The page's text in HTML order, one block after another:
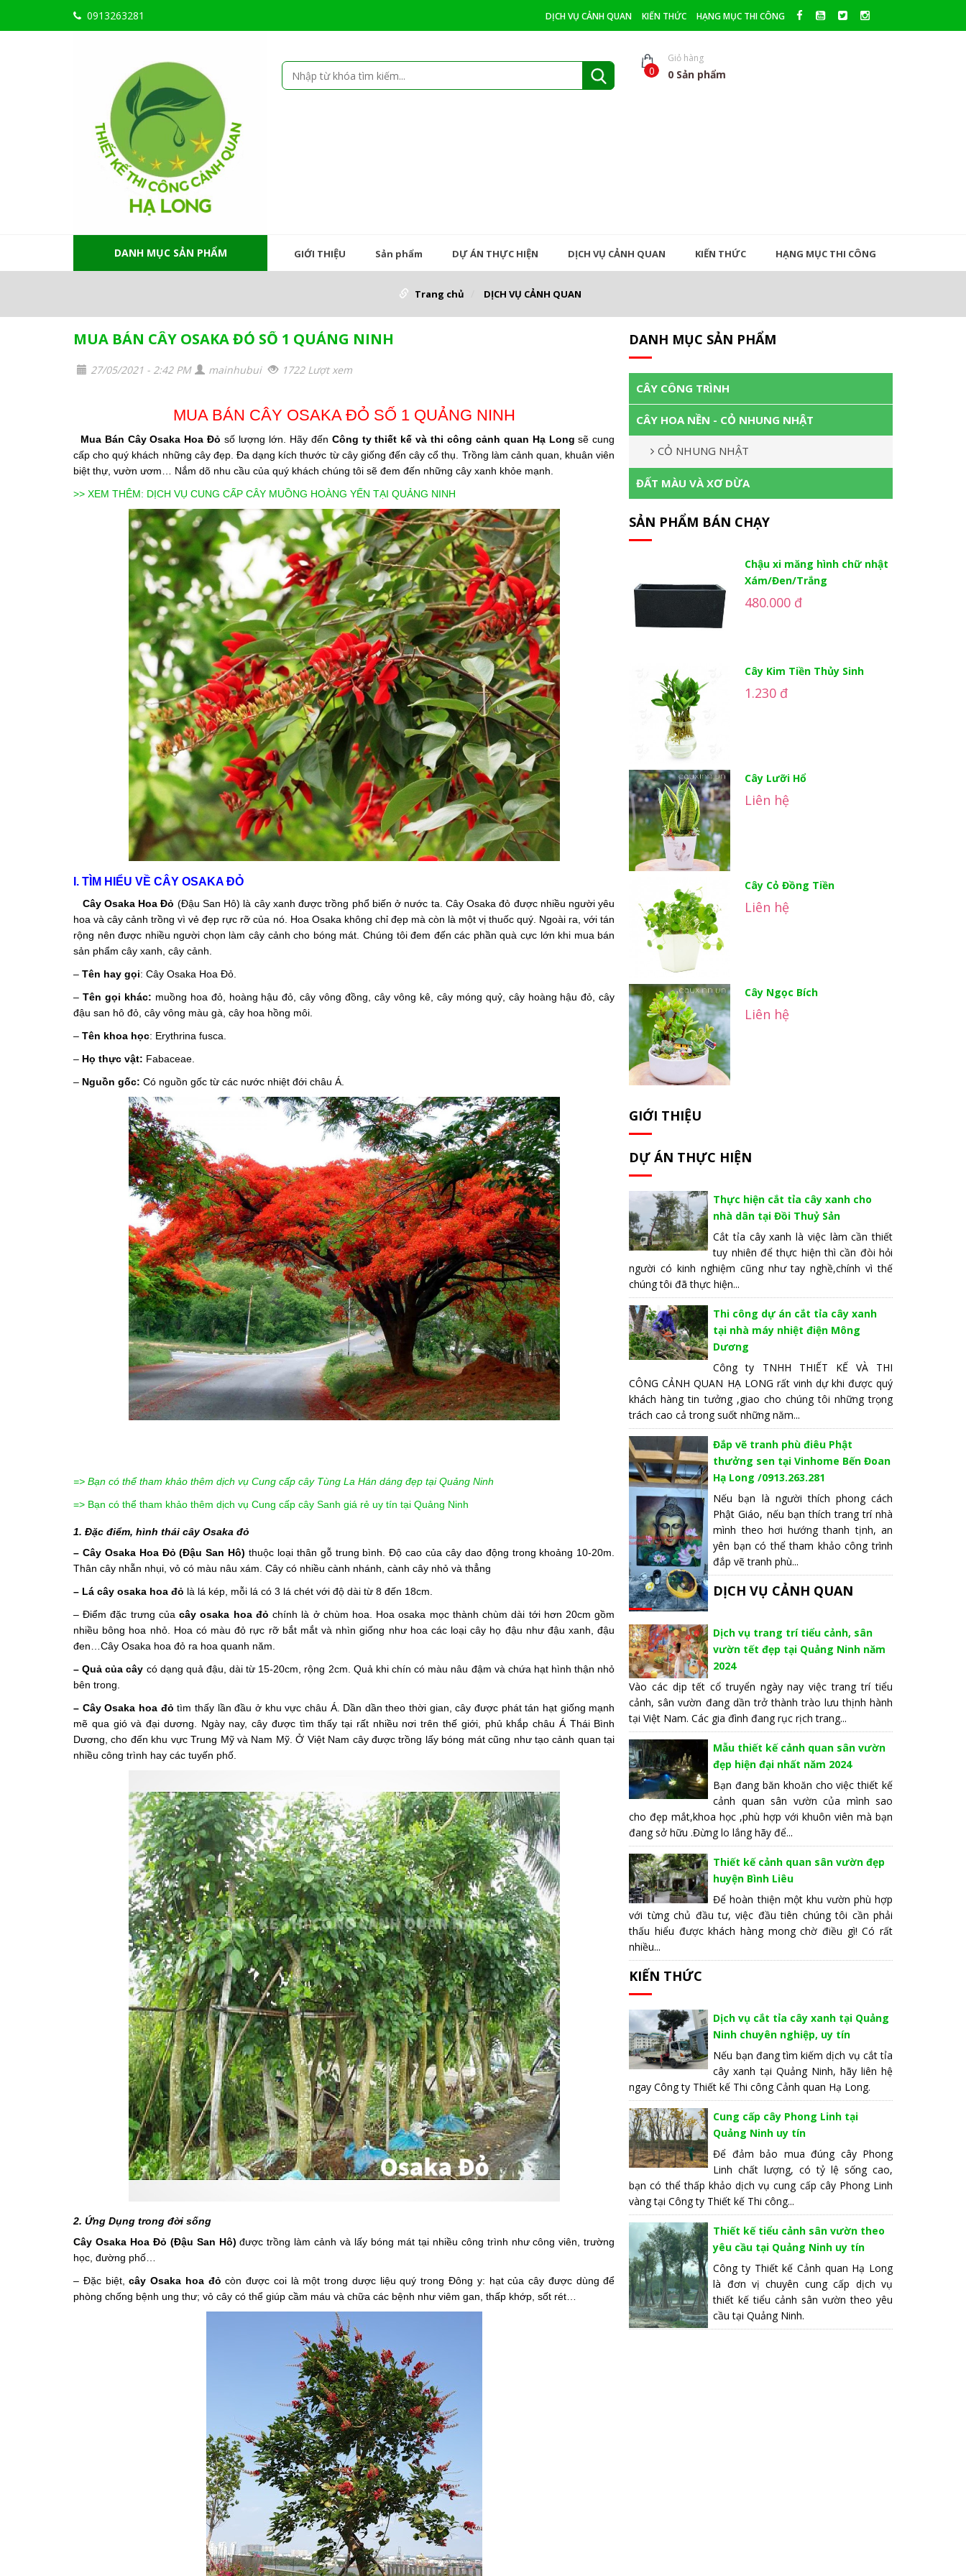
0913263281 DỊCH VỤ CẢNH QUAN KIẾN THỨC HẠNG MỤC THI CÔNG
0
Giỏ hàng
0 Sản phẩm
DANH MỤC SẢN PHẨM GIỚI THIỆU Sản phẩm DỰ ÁN THỰC HIỆN DỊCH VỤ CẢNH QUAN KIẾN THỨC HẠNG MỤC THI CÔNG
Trang chủ DỊCH VỤ CẢNH QUAN
MUA BÁN CÂY OSAKA ĐỎ SỐ 1 QUẢNG NINH
27/05/2021 - 2:42 PM mainhubui 1722 Lượt xem
MUA BÁN CÂY OSAKA ĐỎ SỐ 1 QUẢNG NINH
Mua Bán Cây Osaka Hoa Đỏ số lượng lớn. Hãy đến Công ty thiết kế và thi công cảnh quan Hạ Long sẽ cung
cấp cho quý khách những cây đẹp. Đa dạng kích thước từ cây giống đến cây cổ thụ. Trồng làm cảnh quan, khuân viên
biệt thự, vườn ươm… Nắm dõ nhu cầu của quý khách chúng tôi sẽ đem đến những cây xanh khỏe mạnh.
>> XEM THÊM: DỊCH VỤ CUNG CẤP CÂY MUỒNG HOÀNG YẾN TẠI QUẢNG NINH
I. TÌM HIỂU VỀ CÂY OSAKA ĐỎ
Cây Osaka Hoa Đỏ (Đậu San Hô) là cây xanh được trồng phổ biến ở nước ta. Cây Osaka đỏ được nhiều người yêu
hoa và cây cảnh trồng vì vẻ đẹp rực rỡ của nó. Hoa Osaka không chỉ đẹp mà còn là một vị thuốc quý. Ngoài ra, với tán
rộng nên được nhiều người chọn làm cây cảnh cho bóng mát. Chúng tôi đem đến các phần quà cực lớn khi mua bán
sản phẩm cây xanh, cây cảnh.
– Tên hay gọi: Cây Osaka Hoa Đỏ.
– Tên gọi khác: muồng hoa đỏ, hoàng hậu đỏ, cây vông đồng, cây vông kê, cây móng quỷ, cây hoàng hậu đỏ, cây
đậu san hô đỏ, cây vông màu gà, cây hoa hồng môi.
– Tên khoa học: Erythrina fusca.
– Họ thực vật: Fabaceae.
– Nguồn gốc: Có nguồn gốc từ các nước nhiệt đới châu Á.
=> Bạn có thể tham khảo thêm dịch vụ Cung cấp cây Tùng La Hán dáng đẹp tại Quảng Ninh
=> Bạn có thể tham khảo thêm dịch vụ Cung cấp cây Sanh giá rẻ uy tín tại Quảng Ninh
1. Đặc điểm, hình thái cây Osaka đỏ
– Cây Osaka Hoa Đỏ (Đậu San Hô) thuộc loại thân gỗ trung bình. Độ cao của cây dao động trong khoảng 10-20m.
Thân cây nhẵn nhụi, vỏ có màu nâu xám. Cây có nhiều cành nhánh, cành cây nhỏ và thẳng
– Lá cây osaka hoa đỏ là lá kép, mỗi lá có 3 lá chét với độ dài từ 8 đến 18cm.
– Điểm đặc trưng củacây osaka hoa đỏ chính là ở chùm hoa. Hoa osaka mọc thành chùm dài tới hơn 20cm gồm
nhiều bông hoa nhỏ. Hoa có màu đỏ rực rỡ bắt mắt và nhìn giống như hoa các loại cây họ đậu như đậu xanh, đậu
đen…Cây Osaka hoa đỏ ra hoa quanh năm.
– Quả của cây có dạng quả đậu, dài từ 15-20cm, rộng 2cm. Quả khi chín có màu nâu đậm và chứa hạt hình thận nhỏ
bên trong.
– Cây Osaka hoa đỏ tìm thấy lần đầu ở khu vực châu Á. Dần dần theo thời gian, cây được phát tán hạt giống mạnh
mẽ qua gió và đại dương. Ngày nay, cây được tìm thấy tại rất nhiều nơi trên thế giới, phủ khắp châu Á Thái Bình
Dương, cho đến khu vực Trung Mỹ và Nam Mỹ. Ở Việt Nam cây được trồng lấy bóng mát cũng như tạo cảnh quan tại
nhiều công trình hay các tuyến phố.
2. Ứng Dụng trong đời sống
Cây Osaka Hoa Đỏ (Đậu San Hô)được trồng làm cảnh và lấy bóng mát tại nhiều công trình như công viên, trường
học, đường phố…
– Đặc biệt,cây Osaka hoa đỏ còn được coi là một trong dược liệu quý trong Đông y: hạt của cây được dùng để
phòng chống bệnh ung thư; vỏ cây có thể giúp cầm máu và chữa các bệnh như viêm gan, thấp khớp, sốt rét…
DANH MỤC SẢN PHẨM
CÂY CÔNG TRÌNH
CÂY HOA NỀN - CỎ NHUNG NHẬT
CỎ NHUNG NHẬT
ĐẤT MÀU VÀ XƠ DỪA
SẢN PHẨM BÁN CHẠY
Chậu xi măng hình chữ nhật
Xám/Đen/Trắng
480.000 đ
Cây Kim Tiền Thủy Sinh
1.230 đ
Cây Lưỡi Hổ
Liên hệ
Cây Cỏ Đồng Tiền
Liên hệ
Cây Ngọc Bích
Liên hệ
GIỚI THIỆU
DỰ ÁN THỰC HIỆN
Thực hiện cắt tỉa cây xanh cho
nhà dân tại Đồi Thuỷ Sản
Cắt tỉa cây xanh là việc làm cần thiết
tuy nhiên để thực hiện thì cần đòi hỏi
người có kinh nghiệm cũng như tay nghề,chính vì thế
chúng tôi đã thực hiện...
Thi công dự án cắt tỉa cây xanh
tại nhà máy nhiệt điện Mông
Dương
Công ty TNHH THIẾT KẾ VÀ THI
CÔNG CẢNH QUAN HẠ LONG rất vinh dự khi được quý
khách hàng tin tưởng ,giao cho chúng tôi những trọng
trách cao cả trong suốt những năm...
Đắp vẽ tranh phù điêu Phật
thưởng sen tại Vinhome Bến Đoan
Hạ Long /0913.263.281
Nếu bạn là người thích phong cách
Phật Giáo, nếu bạn thích trang trí nhà
mình theo hơi hướng thanh tịnh, an
yên bạn có thể tham khảo công trình
đắp vẽ tranh phù...
DỊCH VỤ CẢNH QUAN
Dịch vụ trang trí tiểu cảnh, sân
vườn tết đẹp tại Quảng Ninh năm
2024
Vào các dịp tết cổ truyển ngày nay việc trang trí tiểu
cảnh, sân vườn đang dần trở thành trào lưu thịnh hành
tại Việt Nam. Các gia đình đang rục rịch trang...
Mẫu thiết kế cảnh quan sân vườn
đẹp hiện đại nhất năm 2024
Bạn đang băn khoăn cho việc thiết kế
cảnh quan sân vườn của mình sao
cho đẹp mắt,khoa học ,phù hợp với khuôn viên mà bạn
đang sở hữu .Đừng lo lắng hãy để...
Thiết kế cảnh quan sân vườn đẹp
huyện Bình Liêu
Để hoàn thiện một khu vườn phù hợp
với từng chủ đầu tư, việc đầu tiên chúng tôi cần phải
thấu hiểu được khách hàng mong chờ điều gì! Có rất
nhiều...
KIẾN THỨC
Dịch vụ cắt tỉa cây xanh tại Quảng
Ninh chuyên nghiệp, uy tín
Nếu bạn đang tìm kiếm dịch vụ cắt tỉa
cây xanh tại Quảng Ninh, hãy liên hệ
ngay Công ty Thiết kế Thi công Cảnh quan Hạ Long.
Cung cấp cây Phong Linh tại
Quảng Ninh uy tín
Để đảm bảo mua đúng cây Phong
Linh chất lượng, có tỷ lệ sống cao,
bạn có thể thấp khảo dịch vụ cung cấp cây Phong Linh
vàng tại Công ty Thiết kế Thi công...
Thiết kế tiểu cảnh sân vườn theo
yêu cầu tại Quảng Ninh uy tín
Công ty Thiết kế Cảnh quan Hạ Long
là đơn vị chuyên cung cấp dịch vụ
thiết kế tiểu cảnh sân vườn theo yêu
cầu tại Quảng Ninh.